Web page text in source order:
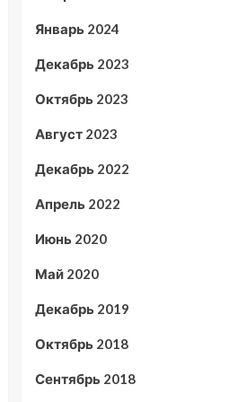
Январь 2024
Декабрь 2023
Октябрь 2023
Август 2023
Декабрь 2022
Апрель 2022
Июнь 2020
Май 2020
Декабрь 2019
Октябрь 2018
Сентябрь 2018